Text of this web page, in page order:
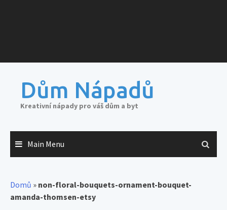
Dům Nápadů
Kreativní nápady pro váš dům a byt
Main Menu
Domů » non-floral-bouquets-ornament-bouquet-
amanda-thomsen-etsy